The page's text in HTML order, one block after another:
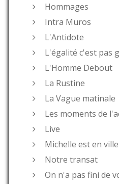
Hommages
Intra Muros
L'Antidote
L'égalité c'est pas
L'Homme Debout
La Rustine
La Vague matinale
Les moments de
Live
Michelle est en ville
Notre transat
On n'a pas fini de